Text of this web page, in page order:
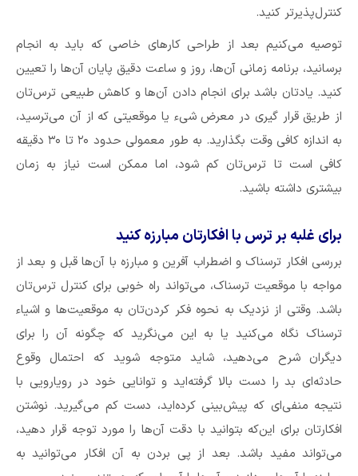
کنترل‌پذیر‌تر کنید.
توصیه می‌کنیم بعد از طراحی کارهای خاصی که باید به انجام
برسانید، برنامه زمانی آن‌ها، روز و ساعت دقیق پایان آن‌ها را تعیین
کنید. یاد‌تان باشد برای انجام دادن آن‌ها و کاهش طبیعی ترس‌تان
از طریق قرار گیری در معرض شیء یا موقعیتی که از آن می‌ترسید،
به اندازه کافی وقت بگذارید. به طور معمولی حدود ۲۰ تا ۳۰ دقیقه
کافی است تا ترس‌تان کم شود، اما ممکن است نیاز به زمان
بیشتری داشته باشید.
برای غلبه بر ترس با افکار‌تان مبارزه کنید
بررسی افکار ترسناک و اضطراب آفرین و مبارزه با آن‌ها قبل و بعد از
مواجه با موقعیت ترسناک، می‌تواند راه خوبی برای کنترل ترس‌تان
باشد. وقتی از نزدیک به نحوه فکر کردن‌تان به موقعیت‌ها و اشیاء
ترسناک نگاه می‌کنید یا به این می‌نگرید که چگونه آن را برای
دیگران شرح می‌دهید، شاید متوجه شوید که احتمال وقوع
حادثه‌ای بد را دست بالا گرفته‌اید و توانایی خود در رویارویی با
نتیجه منفی‌ای که پیش‌بینی کرده‌اید، دست کم می‌گیرید. نوشتن
افکار‌تان برای این‌که بتوانید با دقت آن‌ها را مورد توجه قرار دهید،
می‌تواند مفید باشد. بعد از پی بردن به آن افکار می‌توانید به